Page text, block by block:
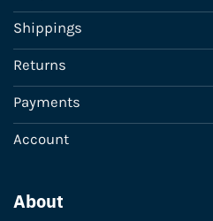
Shippings
Returns
Payments
Account
About